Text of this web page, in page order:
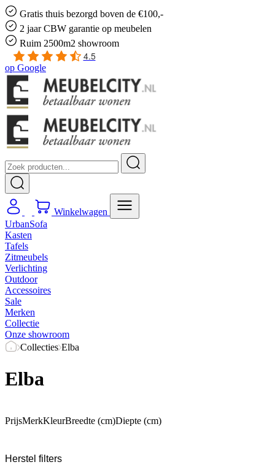
Gratis thuis bezorgd boven de €100,-
2 jaar CBW garantie op meubelen
Ruim 2500m2 showroom
4.5
op Google
Winkelwagen
UrbanSofa
Kasten
Tafels
Zitmeubels
Verlichting
Outdoor
Accessoires
Sale
Merken
Collectie
Onze showroom
Collecties Elba
Elba
PrijsMerkKleurBreedte (cm)Diepte (cm)
Herstel filters